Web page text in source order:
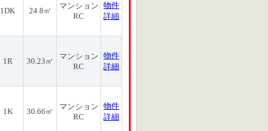
1DK 24.8㎡
マンション
RC
物件
詳細
1R 30.23㎡
マンション
RC
物件
詳細
1K 30.66㎡
マンション
RC
物件
詳細